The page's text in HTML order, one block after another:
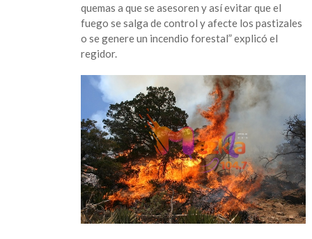
quemas a que se asesoren y así evitar que el
fuego se salga de control y afecte los pastizales
o se genere un incendio forestal” explicó el
regidor.